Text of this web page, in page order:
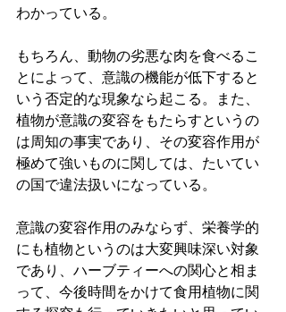
わかっている。
もちろん、動物の劣悪な肉を食べるこ
とによって、意識の機能が低下すると
いう否定的な現象なら起こる。また、
植物が意識の変容をもたらすというの
は周知の事実であり、その変容作用が
極めて強いものに関しては、たいてい
の国で違法扱いになっている。
意識の変容作用のみならず、栄養学的
にも植物というのは大変興味深い対象
であり、ハーブティーへの関心と相ま
って、今後時間をかけて食用植物に関